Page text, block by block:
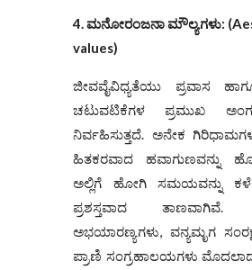
4. ಮನೋರಂಜನಾಮೌಲ್ಯಗಳು: (
values)
ಜೀವವೈವಿಧ್ಯತೆಯು ಪ್ರವಾಸ
ಚಟುವಟಿಕೆಗಳ ಪ್ರಮುಖ
ನಿರ್ವಹಿಸುತ್ತದೆ. ಅನೇಕ
ಹಿತಕರವಾದ ಹವಾಗುಣವನ್ನು
ಅಲ್ಲಿಗೆ ಹೋಗಿ ಸಮಯವನ್ನು
ಪ್ರಶಸ್ತವಾದ ತಾಣವಾಗಿವೆ.
ಅಭಯಾರಣ್ಯಗಳು, ವನ್ಯಮೃಗ
ಪ್ರಾಣಿ ಸಂಗ್ರಹಾಲಯಗಳು